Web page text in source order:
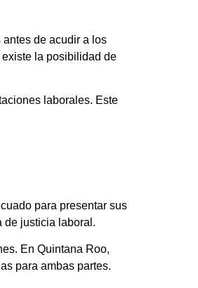
de acudir a los
la posibilidad de
laborales. Este
para presentar sus
de justicia laboral.
En Quintana Roo,
para ambas partes.